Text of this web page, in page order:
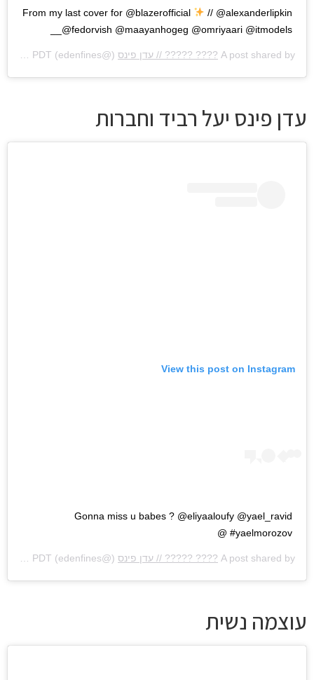
From my last cover for @blazerofficial
// @alexanderlipkin
@fedorvish @maayanhogeg @omriyaari @itmodels__
A post shared by ???? ????? // עדן פינס (@edenfines) on
Aug 9, 2017 at 1:56am PDT
עדן פינס יעל רביד וחברות
View this post on Instagram
Gonna miss u babes ? @eliyaaloufy @yael_ravid
#yaelmorozov @
A post shared by ???? ????? // עדן פינס (@edenfines) on
Jul 9, 2017 at 2:51am PDT
עוצמה נשית